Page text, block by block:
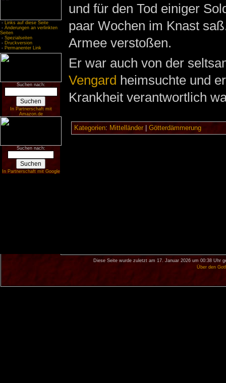
- Links auf diese Seite
- Änderungen an verlinkten
Seiten
- Spezialseiten
- Druckversion
- Permanenter Link
Suchen nach:
In Partnerschaft mit
Amazon.de
Suchen nach:
In Partnerschaft mit Google
und für den Tod einiger
paar Wochen im Knast
Armee verstoßen.
Er war auch von der
Vengard heimsuchte und
Krankheit verantwortlich
Kategorien: Mittelländer| Götterdämmerung
Diese Seite wurde zuletzt am 17. Januar 2026 um 00:38 Uhr
Über den